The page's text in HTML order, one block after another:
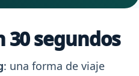
30 segundos
: una forma de viaje